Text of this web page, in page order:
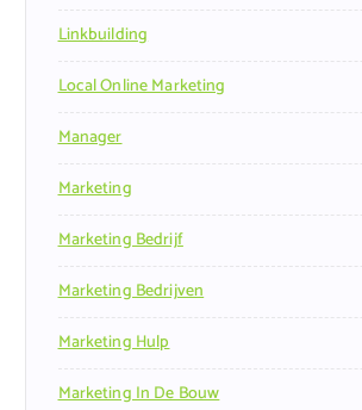
Linkbuilding
Local Online Marketing
Manager
Marketing
Marketing Bedrijf
Marketing Bedrijven
Marketing Hulp
Marketing In De Bouw